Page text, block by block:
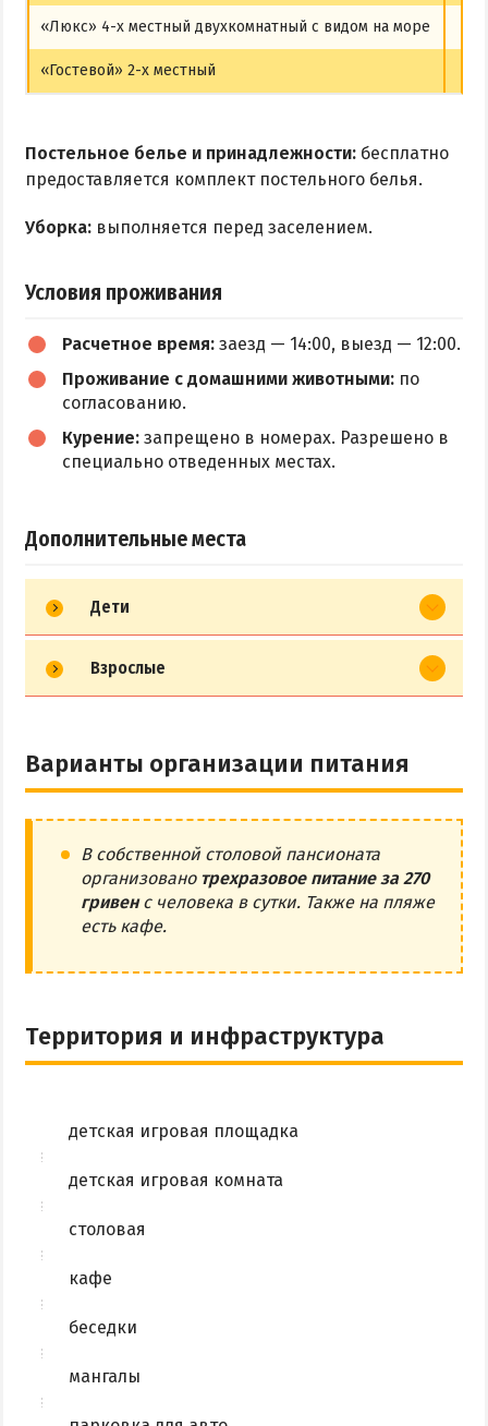
«Люкс» 4-х местный двухкомнатный с видом на море
«Гостевой» 2-х местный
Постельное белье и принадлежности: бесплатно
предоставляется комплект постельного белья.
Уборка: выполняется перед заселением.
Условия проживания
Расчетное время: заезд — 14:00, выезд — 12:00.
Проживание с домашними животными: по
согласованию.
Курение: запрещено в номерах. Разрешено в
специально отведенных местах.
Дополнительные места
Дети
Взрослые
Варианты организации питания
В собственной столовой пансионата
организовано трехразовое питание за 270
гривенс человека в сутки. Также на пляже
есть кафе.
Территория и инфраструктура
детская игровая площадка
детская игровая комната
столовая
кафе
беседки
мангалы